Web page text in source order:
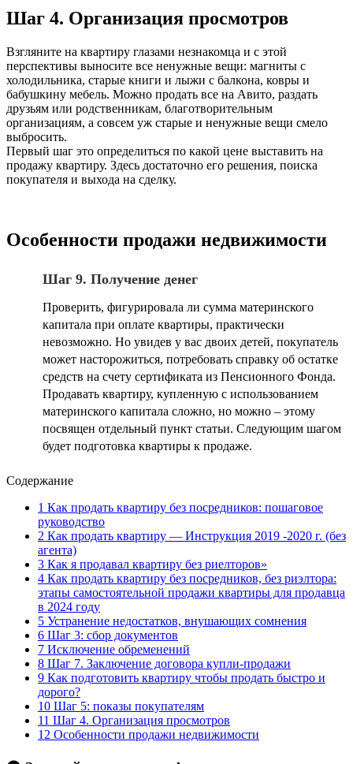
Шаг 4. Организация просмотров
Взгляните на квартиру глазами незнакомца и с этой
перспективы выносите все ненужные вещи: магниты с
холодильника, старые книги и лыжи с балкона, ковры и
бабушкину мебель. Можно продать все на Авито, раздать
друзьям или родственникам, благотворительным
организациям, а совсем уж старые и ненужные вещи смело
выбросить.
Первый шаг это определиться по какой цене выставить на
продажу квартиру. Здесь достаточно его решения, поиска
покупателя и выхода на сделку.
Особенности продажи недвижимости
Шаг 9. Получение денег
Проверить, фигурировала ли сумма материнского
капитала при оплате квартиры, практически
невозможно. Но увидев у вас двоих детей, покупатель
может насторожиться, потребовать справку об остатке
средств на счету сертификата из Пенсионного Фонда.
Продавать квартиру, купленную с использованием
материнского капитала сложно, но можно – этому
посвящен отдельный пункт статьи. Следующим шагом
будет подготовка квартиры к продаже.
Содержание
1 Как продать квартиру без посредников: пошаговое
руководство
2 Как продать квартиру — Инструкция 2019 -2020 г. (без
агента)
3 Как я продавал квартиру без риелторов»
4 Как продать квартиру без посредников, без риэлтора:
этапы самостоятельной продажи квартиры для продавца
в 2024 году
5 Устранение недостатков, внушающих сомнения
6 Шаг 3: сбор документов
7 Исключение обременений
8 Шаг 7. Заключение договора купли-продажи
9 Как подготовить квартиру чтобы продать быстро и
дорого?
10 Шаг 5: показы покупателям
11 Шаг 4. Организация просмотров
12 Особенности продажи недвижимости